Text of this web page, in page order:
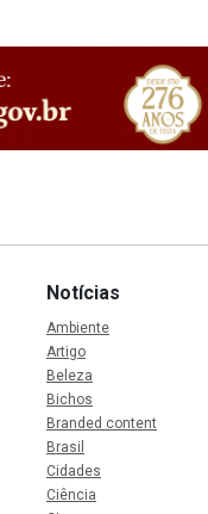
Notícias
Ambiente
Artigo
Beleza
Bichos
Branded content
Brasil
Cidades
Ciência